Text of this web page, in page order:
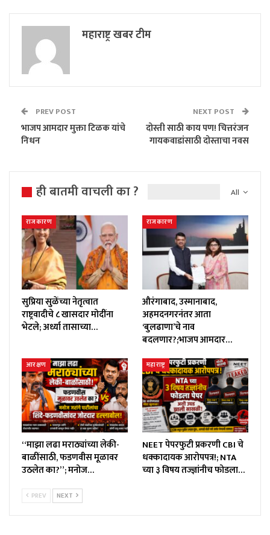
महाराष्ट्र खबर टीम
PREV POST
भाजप आमदार मुक्ता टिळक यांचे
निधन
NEXT POST
दोस्ती साठी काय पण! चित्तरंजन
गायकवाडांसाठी दोस्ताचा नवस
All
ही बातमी वाचली का ?
राजकारण
सुप्रिया सुळेंच्या नेतृत्वात
राष्ट्रवादीचे ८ खासदार मोदींना
भेटले; अर्ध्या तासाच्या…
राजकारण
औरंगाबाद, उस्मानाबाद,
अहमदनगरनंतर आता
‘बुलढाणा’चे नाव
बदलणार?;भाजप आमदार…
आरक्षण
“माझा लढा मराठ्यांच्या लेकी-
बाळींसाठी, फडणवीस मूळावर
उठलेत का?”; मनोज…
महाराष्ट्र
NEET पेपरफुटी प्रकरणी CBI चे
धक्कादायक आरोपपत्र!; NTA
च्या ३ विषय तज्ज्ञांनीच फोडला…
PREV NEXT